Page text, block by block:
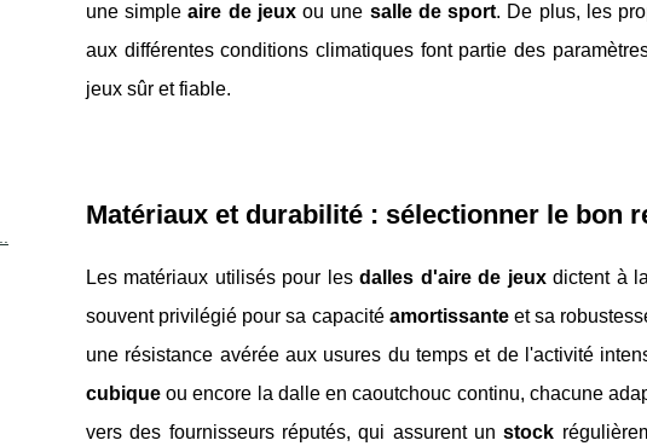
une simpleaire de jeuxou une salle de sport. De plus, les
aux différentes conditions climatiques font partie des
jeux sûr et fiable.
Matériaux et durabilité : sélectionner le bon
Les matériaux utilisés pour lesdalles d'aire de jeuxdictent à
souvent privilégié pour sa capacité amortissanteet sa
une résistance avérée aux usures du temps et de l'activité
cubique ou encore la dalle en caoutchouc continu, chacune
vers des fournisseurs réputés, qui assurent unstock